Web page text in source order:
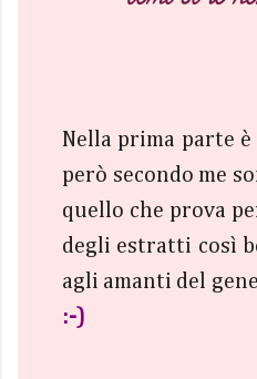
Nella prima parte
però secondo me
quello che prova
degli estratti così
agli amanti del
:-)